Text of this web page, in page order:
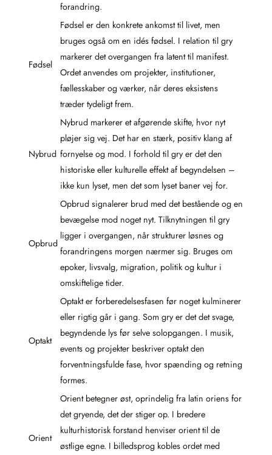
forandring.
Fødsel
Fødsel er den konkrete ankomst til livet, men
bruges også om en idés fødsel. I relation til gry
markerer det overgangen fra latent til manifest.
Ordet anvendes om projekter, institutioner,
fællesskaber og værker, når deres eksistens
træder tydeligt frem.
Nybrud
Nybrud markerer et afgørende skifte, hvor nyt
pløjer sig vej. Det har en stærk, positiv klang af
fornyelse og mod. I forhold til gry er det den
historiske eller kulturelle effekt af begyndelsen –
ikke kun lyset, men det som lyset baner vej for.
Opbrud
Opbrud signalerer brud med det bestående og en
bevægelse mod noget nyt. Tilknytningen til gry
ligger i overgangen, når strukturer løsnes og
forandringens morgen nærmer sig. Bruges om
epoker, livsvalg, migration, politik og kultur i
omskiftelige tider.
Optakt
Optakt er forberedelsesfasen før noget kulminerer
eller rigtig går i gang. Som gry er det det svage,
begyndende lys før selve solopgangen. I musik,
events og projekter beskriver optakt den
forventningsfulde fase, hvor spænding og retning
formes.
Orient
Orient betegner øst, oprindelig fra latin oriens for
det gryende, det der stiger op. I bredere
kulturhistorisk forstand henviser orient til de
østlige egne. I billedsprog kobles ordet med